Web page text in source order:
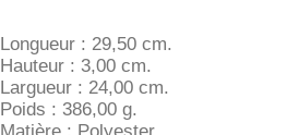
Longueur : 29,50 cm.
Hauteur : 3,00 cm.
Largueur : 24,00 cm.
Poids : 386,00 g.